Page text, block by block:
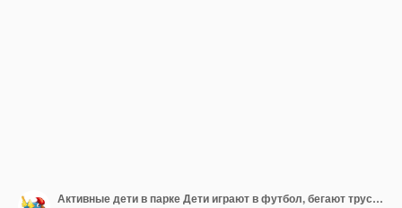
Активные дети в парке Дети играют в футбол, бегают трусцой, катаются на скейтборде, векторная иллюстрация занятий спортом на открытом воздухе